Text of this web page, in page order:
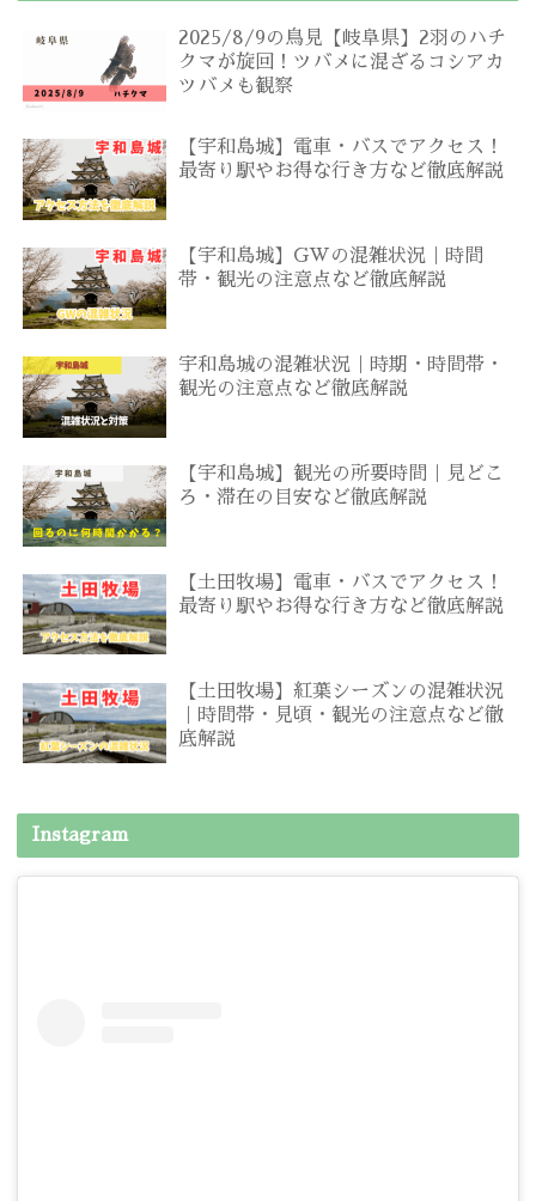
2025/8/9の鳥見【岐阜県】2羽のハチ
クマが旋回！ツバメに混ざるコシアカ
ツバメも観察
【宇和島城】電車・バスでアクセス！
最寄り駅やお得な行き方など徹底解説
【宇和島城】GWの混雑状況｜時間
帯・観光の注意点など徹底解説
宇和島城の混雑状況｜時期・時間帯・
観光の注意点など徹底解説
【宇和島城】観光の所要時間｜見どこ
ろ・滞在の目安など徹底解説
【土田牧場】電車・バスでアクセス！
最寄り駅やお得な行き方など徹底解説
【土田牧場】紅葉シーズンの混雑状況
｜時間帯・見頃・観光の注意点など徹
底解説
Instagram